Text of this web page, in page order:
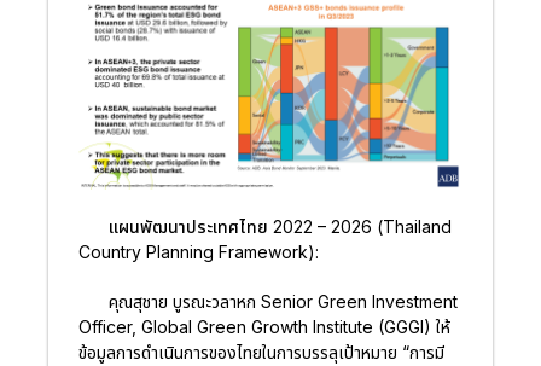
แผนพัฒนาประเทศไทย 2022 – 2026 (Thailand
Country Planning Framework):
คุณสุชาย บูรณะวลาหก Senior Green Investment
Officer, Global Green Growth Institute (GGGI) ให้
ข้อมูลการดำเนินการของไทยในการบรรลุเป้าหมาย “การมี